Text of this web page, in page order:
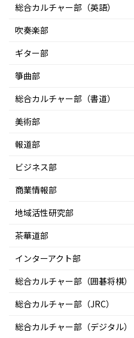
総合カルチャー部（英語）
吹奏楽部
ギター部
箏曲部
総合カルチャー部（書道）
美術部
報道部
ビジネス部
商業情報部
地域活性研究部
茶華道部
インターアクト部
総合カルチャー部（囲碁将棋）
総合カルチャー部（JRC）
総合カルチャー部（デジタル）